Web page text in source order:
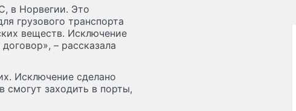
в Норвегии. Это
грузового транспорта
веществ. Исключение
– рассказала
Исключение сделано
смогут заходить в порты,